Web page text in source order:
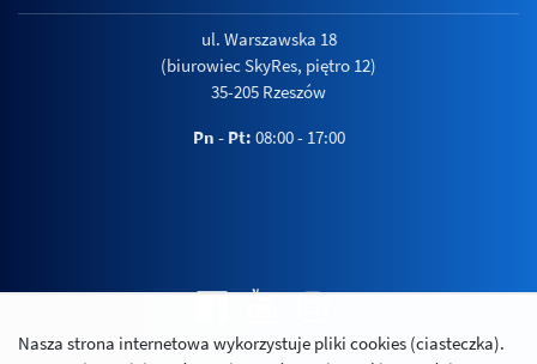
ul. Warszawska 18
(biurowiec SkyRes, piętro 12)
35-205 Rzeszów
Pn - Pt: 08:00 - 17:00
Polityka prywatności
Nasza strona internetowa wykorzystuje pliki cookies (ciasteczka).